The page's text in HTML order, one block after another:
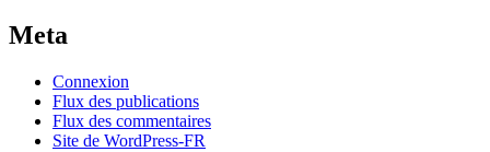
Meta
Connexion
Flux des publications
Flux des commentaires
Site de WordPress-FR